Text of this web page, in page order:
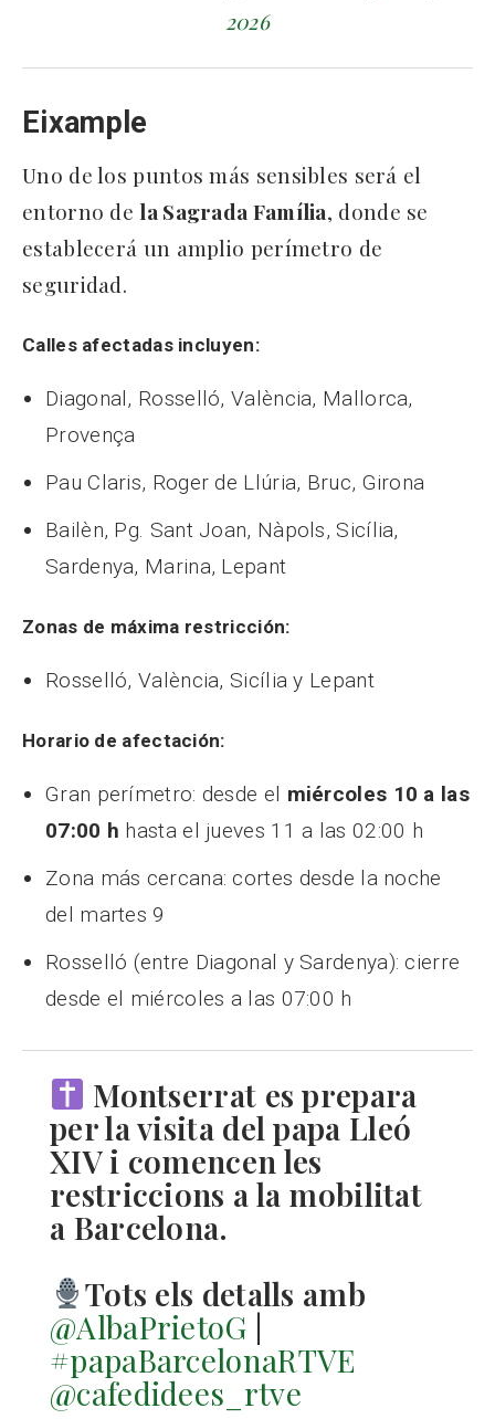
2026
Eixample
Uno de los puntos más sensibles será el
entorno de la Sagrada Família, donde se
establecerá un amplio perímetro de
seguridad.
Calles afectadas incluyen:
Diagonal, Rosselló, València, Mallorca,
Provença
Pau Claris, Roger de Llúria, Bruc, Girona
Bailèn, Pg. Sant Joan, Nàpols, Sicília,
Sardenya, Marina, Lepant
Zonas de máxima restricción:
Rosselló, València, Sicília y Lepant
Horario de afectación:
Gran perímetro: desde el miércoles 10 a las
07:00 h hasta el jueves 11 a las 02:00 h
Zona más cercana: cortes desde la noche
del martes 9
Rosselló (entre Diagonal y Sardenya): cierre
desde el miércoles a las 07:00 h
Montserrat es prepara
per la visita del papa Lleó
XIV i comencen les
restriccions a la mobilitat
a Barcelona.
Tots els detalls amb
@AlbaPrietoG |
#papaBarcelonaRTVE
@cafedidees_rtve